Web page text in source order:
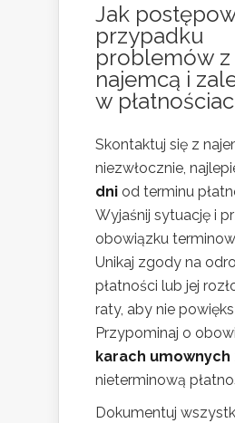
Jak
przypadku
problemów z
najemcą i
w
Skontaktuj się z
niezwłocznie,
dni od terminu
Wyjaśnij sytuację i
obowiązku
Unikaj zgody na
płatności lub jej
raty, aby nie
Przypominaj o
karach umownych
nieterminową
Dokumentuj